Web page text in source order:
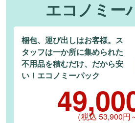
エコノミー
梱包、運び出しはお客様。ス
タッフは一か所に集められた
不用品を積むだけ、だから安
い！エコノミーパック
（税込 53,900円